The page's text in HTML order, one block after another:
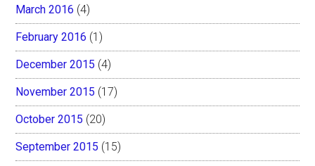
March 2016 (4)
February 2016 (1)
December 2015 (4)
November 2015 (17)
October 2015 (20)
September 2015 (15)